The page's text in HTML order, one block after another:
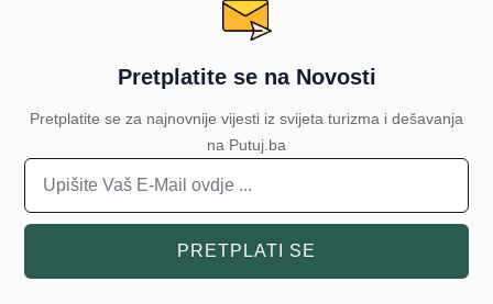
Pretplatite se na Novosti
Pretplatite se za najnovnije vijesti iz svijeta turizma i dešavanja
na Putuj.ba
PRETPLATI SE